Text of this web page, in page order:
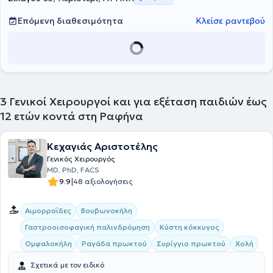
Επόμενη διαθεσιμότητα Κλείσε ραντεβού
3 Γενικοί Χειρουργοί και για εξέταση παιδιών έως
12 ετών κοντά στη Ραφήνα
Κεχαγιάς Αριστοτέλης
Γενικός Χειρουργός
MD, PhD, FACS
9.9|48 αξιολογήσεις
Αιμορροΐδες
Βουβωνοκήλη
Γαστροοισοφαγική παλινδρόμηση
Κύστη κόκκυγος
Ομφαλοκήλη
Ραγάδα πρωκτού Συρίγγιο πρωκτού Χολή
Σχετικά με τον ειδικό